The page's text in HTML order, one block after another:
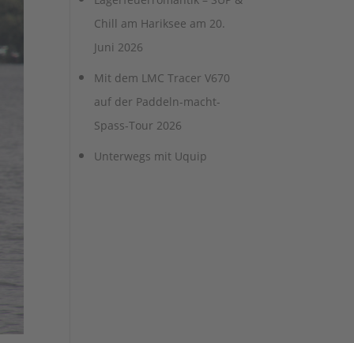
Chill am Hariksee am 20.
Juni 2026
Mit dem LMC Tracer V670
auf der Paddeln-macht-
Spass-Tour 2026
Unterwegs mit Uquip